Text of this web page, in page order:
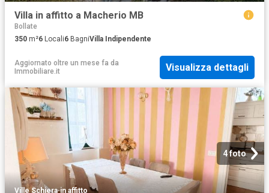
Villa in affitto a Macherio MB
Bollate
350 m²6 Locali6 BagniVilla Indipendente
Aggiornato oltre un mese fa da
Immobiliare.it
Visualizza dettagli
4 foto
Ville Schiera·in affitto